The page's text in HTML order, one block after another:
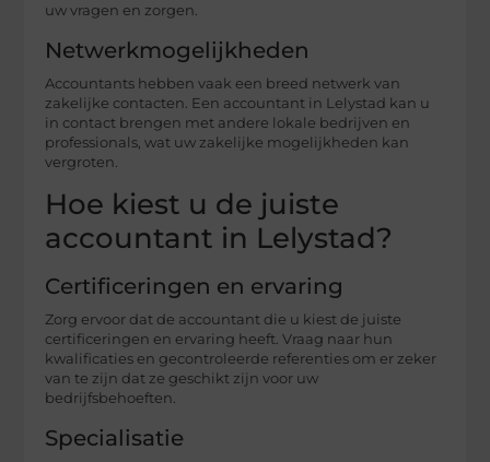
uw vragen en zorgen.
Netwerkmogelijkheden
Accountants hebben vaak een breed netwerk van
zakelijke contacten. Een accountant in Lelystad kan u
in contact brengen met andere lokale bedrijven en
professionals, wat uw zakelijke mogelijkheden kan
vergroten.
Hoe kiest u de juiste
accountant in Lelystad?
Certificeringen en ervaring
Zorg ervoor dat de accountant die u kiest de juiste
certificeringen en ervaring heeft. Vraag naar hun
kwalificaties en gecontroleerde referenties om er zeker
van te zijn dat ze geschikt zijn voor uw
bedrijfsbehoeften.
Specialisatie